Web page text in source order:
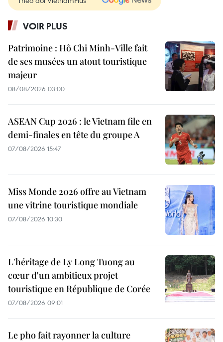
VOIR PLUS
Patrimoine : Hô Chi Minh-Ville fait
de ses musées un atout touristique
majeur
08/08/2026 03:00
ASEAN Cup 2026 : le Vietnam file en
demi-finales en tête du groupe A
07/08/2026 15:47
Miss Monde 2026 offre au Vietnam
une vitrine touristique mondiale
07/08/2026 10:30
L'héritage de Ly Long Tuong au
cœur d'un ambitieux projet
touristique en République de Corée
07/08/2026 09:01
Le pho fait rayonner la culture